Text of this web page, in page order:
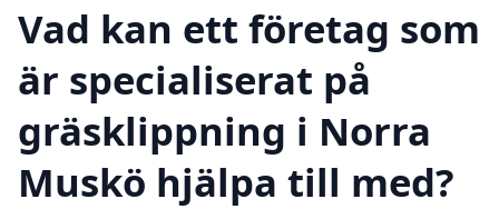
Vad kan ett företag som
är specialiserat på
gräsklippning i Norra
Muskö hjälpa till med?